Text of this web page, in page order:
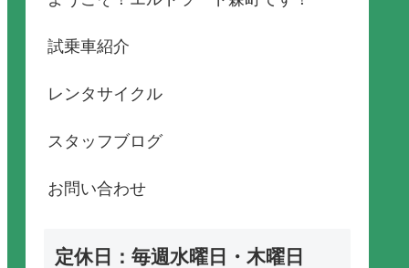
試乗車紹介
レンタサイクル
スタッフブログ
お問い合わせ
定休日：毎週水曜日・木曜日